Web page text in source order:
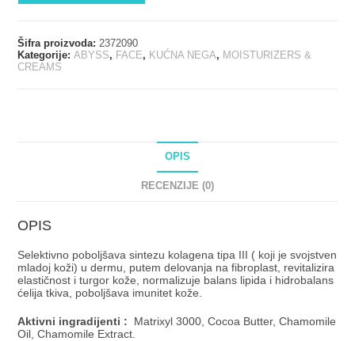
Šifra proizvoda:2372090
Kategorije:ABYSS, FACE, KUĆNA NEGA, MOISTURIZERS &
CREAMS
OPIS
RECENZIJE (0)
OPIS
Selektivno poboljšava sintezu kolagena tipa III ( koji je svojstven
mladoj koži) u dermu, putem delovanja na fibroplast, revitalizira
elastičnost i turgor kože, normalizuje balans lipida i hidrobalans
ćelija tkiva, poboljšava imunitet kože.
Aktivni ingradijenti : Matrixyl 3000, Cocoa Butter, Chamomile
Oil, Chamomile Extract.